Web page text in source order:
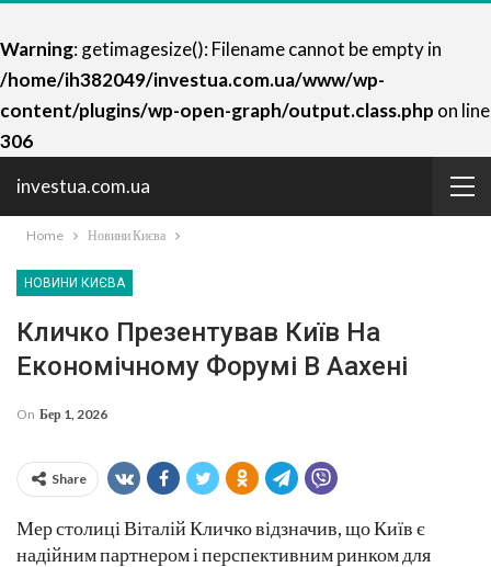
Warning: getimagesize(): Filename cannot be empty in
/home/ih382049/investua.com.ua/www/wp-
content/plugins/wp-open-graph/output.class.php on line
306
investua.com.ua
Home Новини Києва
НОВИНИ КИЄВА
Кличко Презентував Київ На
Економічному Форумі В Аахені
On Бер 1, 2026
Share
Мер столиці Віталій Кличко відзначив, що Київ є
надійним партнером і перспективним ринком для